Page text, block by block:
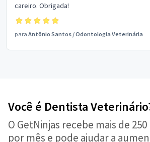
careiro. Obrigada!
para Antônio Santos /Odontologia Veterinária
Você é Dentista
O GetNinjas recebe mais de
por mês e pode ajudar a